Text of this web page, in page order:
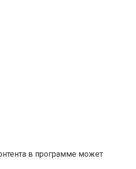
в программе может